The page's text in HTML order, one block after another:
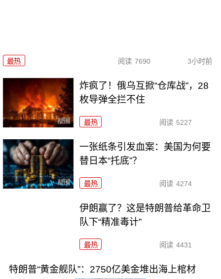
最热 阅读 7690 3小时前
炸疯了！俄乌互掀“仓库战”，28
枚导弹全拦不住
最热 阅读 5227
一张纸条引发血案：美国为何要
替日本“托底”？
最热 阅读 4274
伊朗赢了？这是特朗普给革命卫
队下“精准毒计”
最热 阅读 4431
特朗普“黄金舰队”：2750亿美金堆出海上棺材